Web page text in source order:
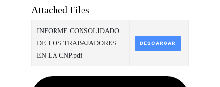
Attached Files
INFORME CONSOLIDADO
DE LOS TRABAJADORES
EN LA CNP.pdf
DESCARGAR